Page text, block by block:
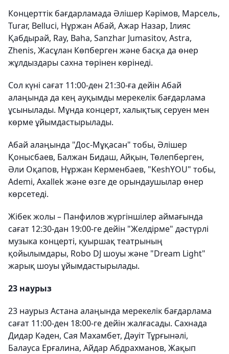
Концерттік бағдарламада Әлішер Кәрімов, Марсель,
Turar, Belluci, Нұржан Абай, Ажар Назар, Ілияс
Қабдырай, Ray, Baha, Sanzhar Jumasitov, Astra,
Zhenis, Жасұлан Көпберген және басқа да өнер
жұлдыздары сахна төрінен көрінеді.
Сол күні сағат 11:00-ден 21:30-ға дейін Абай
алаңында да кең ауқымды мерекелік бағдарлама
ұсынылады. Мұнда концерт, халықтық серуен мен
көрме ұйымдастырылады.
Абай алаңында "Дос-Мұқасан" тобы, Әлішер
Қонысбаев, Балжан Бидаш, Айқын, Төлепберген,
Әли Оқапов, Нұржан Керменбаев, "KeshYOU" тобы,
Ademi, Axallek және өзге де орындаушылар өнер
көрсетеді.
Жібек жолы – Панфилов жүргіншілер аймағында
сағат 12:30-дан 19:00-ге дейін "Желдірме" дәстүрлі
музыка концерті, қуыршақ театрының
қойылымдары, Robo DJ шоуы және "Dream Light"
жарық шоуы ұйымдастырылады.
23 наурыз
23 наурыз Астана алаңында мерекелік бағдарлама
сағат 11:00-ден 18:00-ге дейін жалғасады. Сахнада
Дидар Кәден, Сая Махамбет, Дәуіт Тұрғынәлі,
Балауса Ерғалина, Айдар Абдрахманов, Жақып